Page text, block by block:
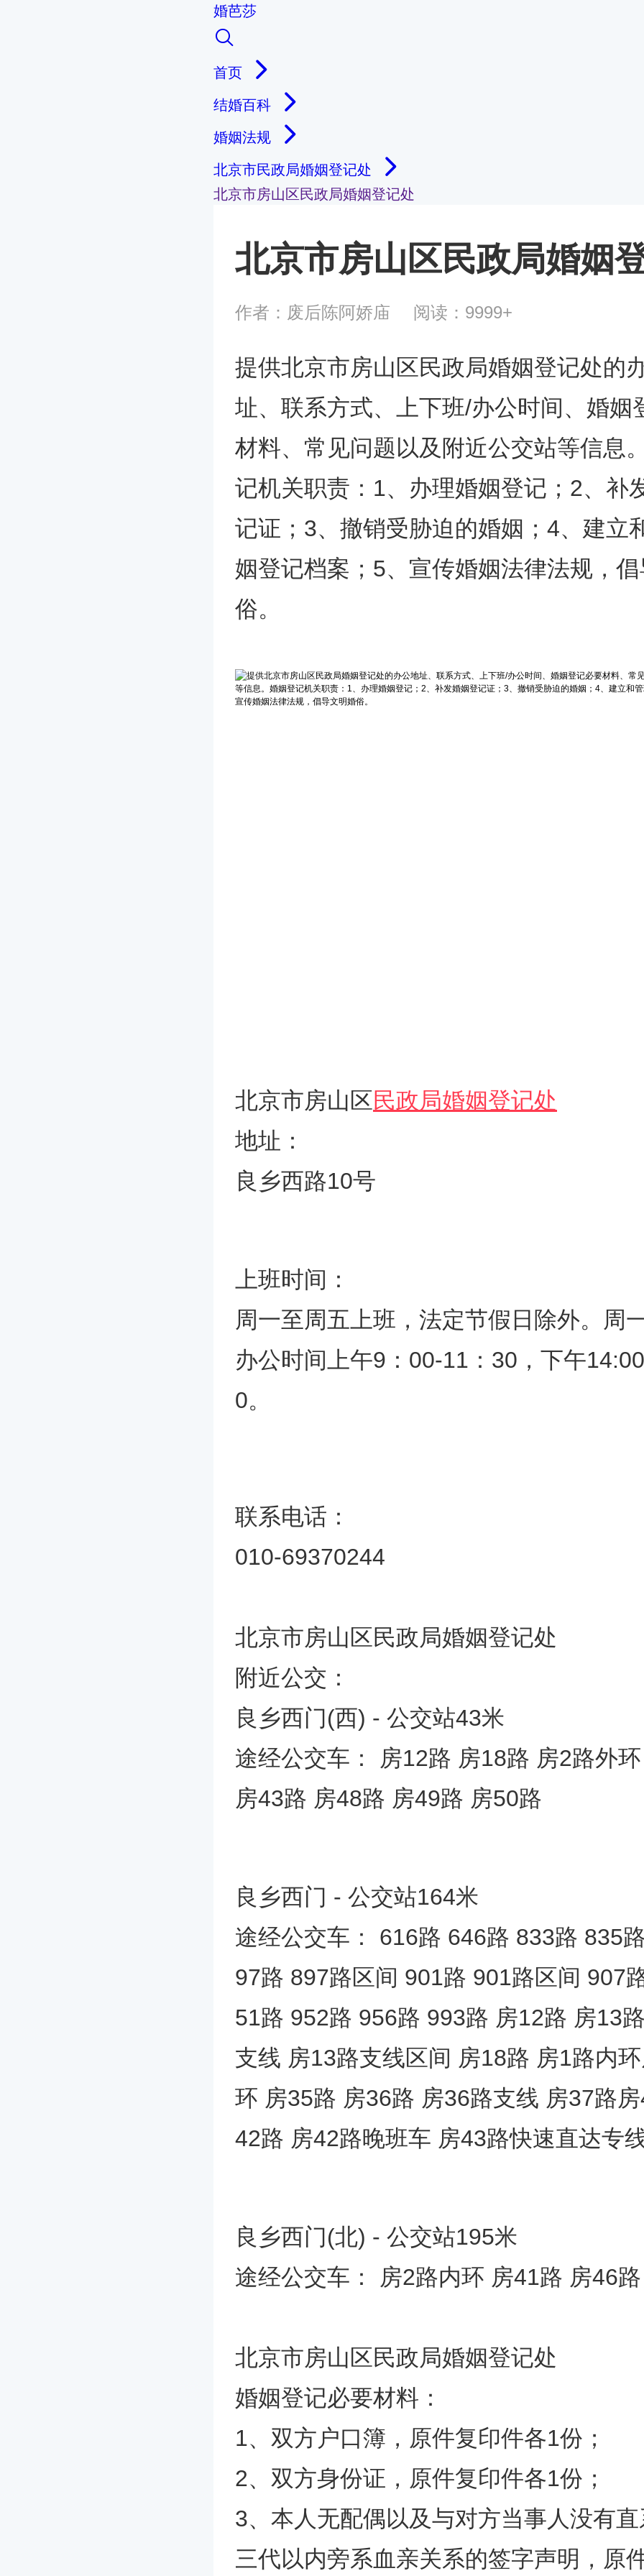
婚芭莎
首页
结婚百科
婚姻法规
北京市民政局婚姻登记处
北京市房山区民政局婚姻登记处
北京市房山区民政局婚姻
作者：废后陈阿娇庙 阅读：9999+
提供北京市房山区民政局婚姻登记处的
址、联系方式、上下班/办公时间、婚姻
材料、常见问题以及附近公交站等信息
记机关职责：1、办理婚姻登记；2、补
记证；3、撤销受胁迫的婚姻；4、建立
姻登记档案；5、宣传婚姻法律法规，
俗。
北京市房山区民政局婚姻登记处
地址：
良乡西路10号
上班时间：
周一至周五上班，法定节假日除外。周
办公时间上午9：00-11：30，下午
0。
联系电话：
010-69370244
北京市房山区民政局婚姻登记处
附近公交：
良乡西门(西) - 公交站43米
途经公交车： 房12路 房18路 房2路外
房43路 房48路 房49路 房50路
良乡西门 - 公交站164米
途经公交车： 616路 646路 833路 835
97路 897路区间 901路 901路区间 907
51路 952路 956路 993路 房12路 房13
支线 房13路支线区间 房18路 房1路内
环 房35路 房36路 房36路支线 房37路
42路 房42路晚班车 房43路快速直达专
良乡西门(北) - 公交站195米
途经公交车： 房2路内环 房41路 房46路
北京市房山区民政局婚姻登记处
婚姻登记必要材料：
1、双方户口簿，原件复印件各1份；
2、双方身份证，原件复印件各1份；
3、本人无配偶以及与对方当事人没有
三代以内旁系血亲关系的签字声明，原